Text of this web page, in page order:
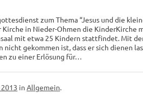
zum Thema “Jesus und die
Kirche in Nieder-Ohmen die KinderKirche
mit etwa 25 Kindern stattfindet. Mit
nicht gekommen ist, dass er sich dienen
zu einer Erlösung für…
in Allgemein.